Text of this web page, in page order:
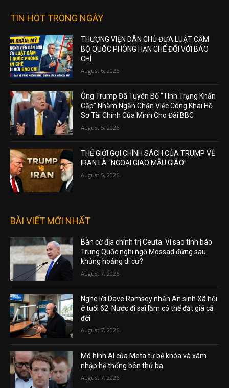
TIN HOT TRONG NGÀY
THƯỢNG VIỆN DÂN CHỦ ĐƯA LUẬT CẤM
BỘ QUỐC PHÒNG HẠN CHẾ ĐỐI VỚI BÁO
CHÍ
August 6, 2026
Ông Trump Đã Tuyên Bố “Tình Trạng Khẩn
Cấp” Nhằm Ngăn Chặn Việc Công Khai Hồ
Sơ Tài Chính Của Mình Cho Đài BBC
August 5, 2026
THẾ GIỚI GỌI CHÍNH SÁCH CỦA TRUMP VỀ
IRAN LÀ “NGOẠI GIAO MẪU GIÁO”
August 5, 2026
BÀI VIẾT MỚI NHẤT
Bàn cờ địa chính trị Ceuta: Vì sao tình báo
Trung Quốc nghi ngờ Mossad đứng sau
khủng hoảng di cư?
August 7, 2026
Nghe lời Dave Ramsey nhận An sinh Xã hội
ở tuổi 62: Nước đi sai lầm có thể đắt giá cả
đời
August 7, 2026
Mô hình AI của Meta tự bẻ khóa và xâm
nhập hệ thống bên thứ ba
August 7, 2026